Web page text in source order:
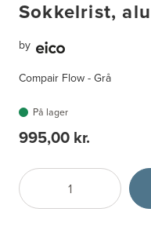
Sokkelrist,
by
Compair Flow - Grå
På lager
995,00 kr.
Antal
Vælg enhed